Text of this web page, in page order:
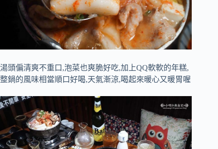
湯頭偏清爽不重口,泡菜也爽脆好吃,加上QQ軟軟的年糕,
整鍋的風味相當順口好喝,天氣漸涼,喝起來暖心又暖胃喔